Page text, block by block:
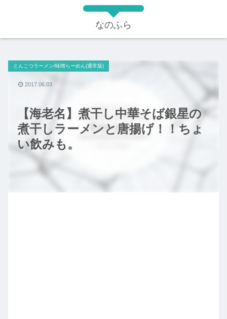
なのふら
【海老名】煮干し中華そば銀星の
煮干しラーメンと唐揚げ！！ちょ
い飲みも。
とんこつラーメン/味噌らーめん(通常版)
2017.06.03